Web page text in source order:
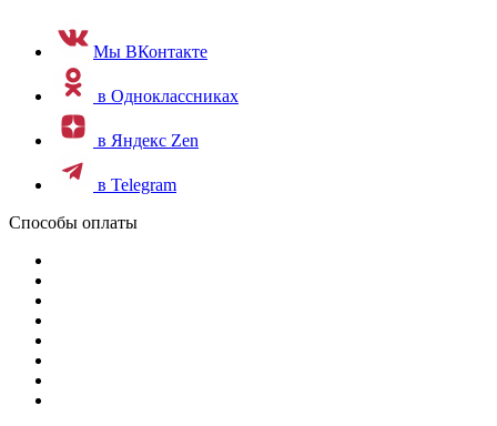
Мы ВКонтакте
в Одноклассниках
в Яндекс Zen
в Telegram
Способы оплаты